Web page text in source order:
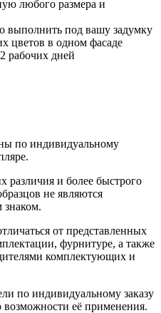
любого размера и
выполнить под вашу задумку
цветов в одном фасаде
рабочих дней
по индивидуальному
различия и более быстрого
не являются
знаком.
от представленных
фурнитуре, а также
комплектующих и
по индивидуальному заказу
возможности её применения.